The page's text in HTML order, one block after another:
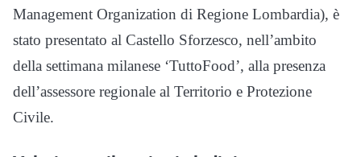
Management Organization di Regione Lombardia), è
stato presentato al Castello Sforzesco, nell’ambito
della settimana milanese ‘TuttoFood’, alla presenza
dell’assessore regionale al Territorio e Protezione
Civile.